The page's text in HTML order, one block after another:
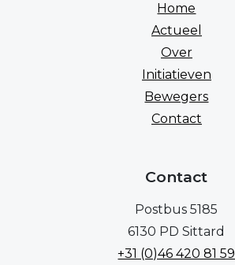
Home
Actueel
Over
Initiatieven
Bewegers
Contact
Contact
Postbus 5185
6130 PD Sittard
+31 (0)46 420 81 59